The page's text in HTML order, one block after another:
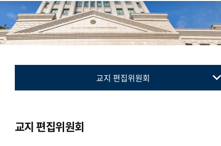
교지 편집위원회
교지 편집위원회